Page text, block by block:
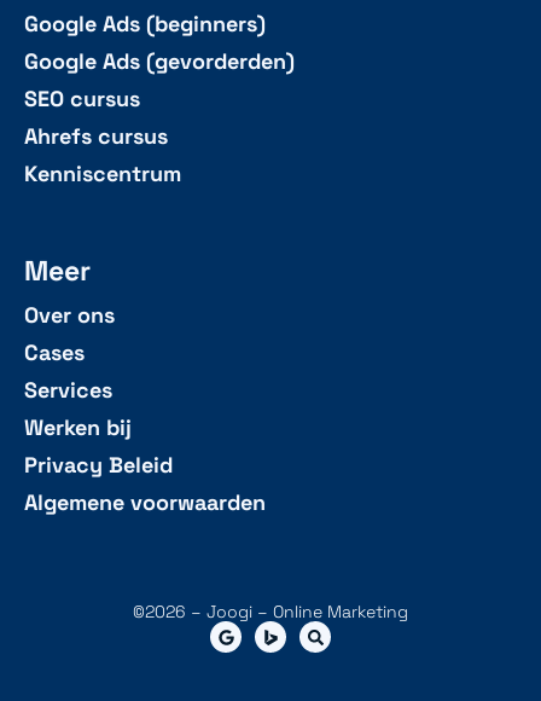
Google Ads (beginners)
Google Ads (gevorderden)
SEO cursus
Ahrefs cursus
Kenniscentrum
Meer
Over ons
Cases
Services
Werken bij
Privacy Beleid
Algemene voorwaarden
©2026 – Joogi – Online Marketing